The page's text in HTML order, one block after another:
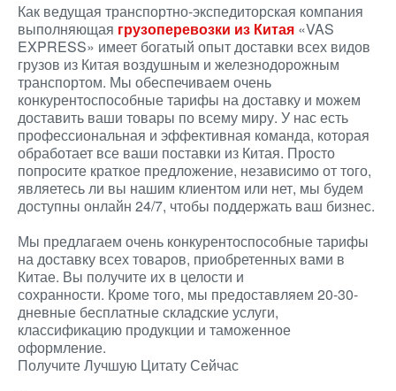
Как ведущая транспортно-экспедиторская компания
выполняющая грузоперевозки из Китая «VAS
EXPRESS» имеет богатый опыт доставки всех видов
грузов из Китая воздушным и железнодорожным
транспортом. Мы обеспечиваем очень
конкурентоспособные тарифы на доставку и можем
доставить ваши товары по всему миру. У нас есть
профессиональная и эффективная команда, которая
обработает все ваши поставки из Китая. Просто
попросите краткое предложение, независимо от того,
являетесь ли вы нашим клиентом или нет, мы будем
доступны онлайн 24/7, чтобы поддержать ваш бизнес.
Мы предлагаем очень конкурентоспособные тарифы
на доставку всех товаров, приобретенных вами в
Китае. Вы получите их в целости и
сохранности. Кроме того, мы предоставляем 20-30-
дневные бесплатные складские услуги,
классификацию продукции и таможенное
оформление.
Получите Лучшую Цитату Сейчас